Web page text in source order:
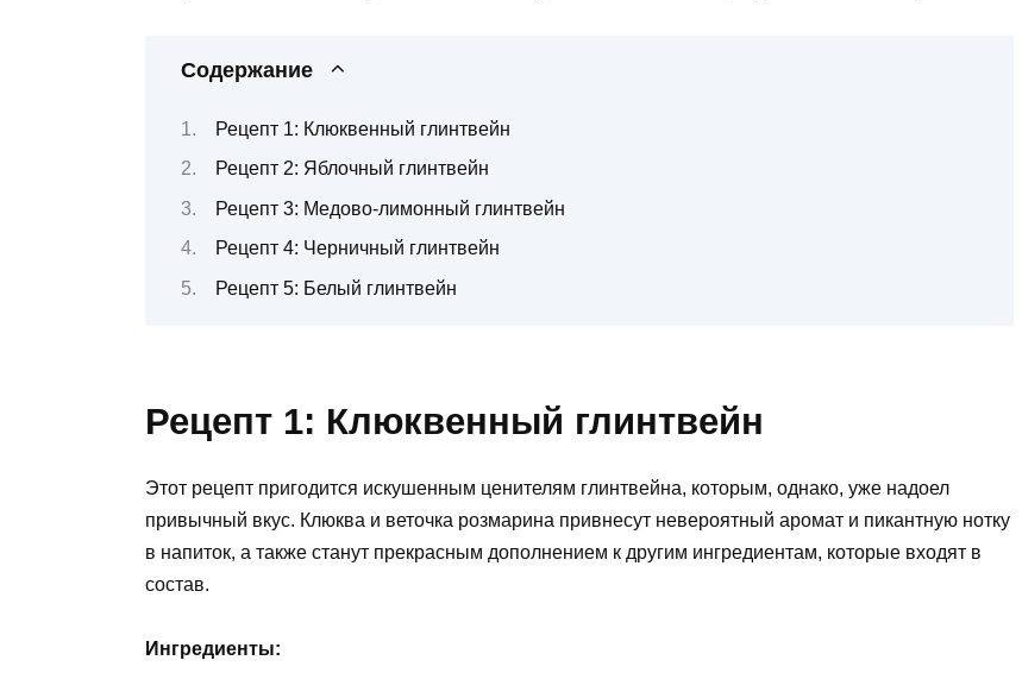
Содержание
Рецепт 1: Клюквенный глинтвейн
Рецепт 2: Яблочный глинтвейн
Рецепт 3: Медово-лимонный глинтвейн
Рецепт 4: Черничный глинтвейн
Рецепт 5: Белый глинтвейн
Рецепт 1: Клюквенный глинтвейн
Этот рецепт пригодится искушенным ценителям глинтвейна, которым, однако, уже надоел
привычный вкус. Клюква и веточка розмарина привнесут невероятный аромат и пикантную нотку
в напиток, а также станут прекрасным дополнением к другим ингредиентам, которые входят в
состав.
Ингредиенты: